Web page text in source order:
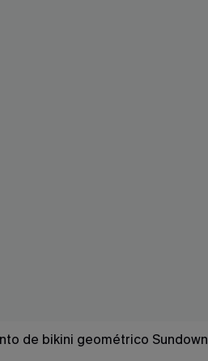
de bikini geométrico Sundown